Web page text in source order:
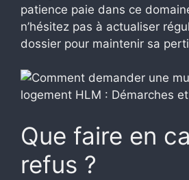
patience paie dans ce
n’hésitez pas à actualiser
dossier pour maintenir sa
Que faire en
refus ?